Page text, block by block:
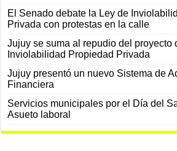
El Senado debate la Ley de
Privada con protestas en la calle
Jujuy se suma al repudio del proyecto
Inviolabilidad Propiedad Privada
Jujuy presentó un nuevo Sistema de
Financiera
Servicios municipales por el Día del
Asueto laboral